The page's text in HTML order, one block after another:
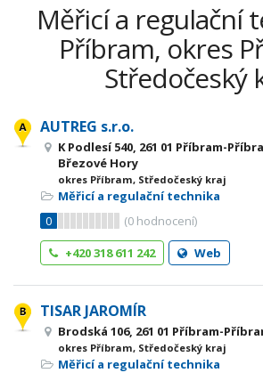
Měřicí a regulační
Příbram, okres
Středočeský
AUTREG s.r.o.
K Podlesí 540, 261 01 Příbram-
Březové Hory
okres Příbram, Středočeský kraj
Měřicí a regulační technika
0
(0 hodnocení)
+420 318 611 242
Web
TISAR JAROMÍR
Brodská 106, 261 01 Příbram-
okres Příbram, Středočeský kraj
Měřicí a regulační technika